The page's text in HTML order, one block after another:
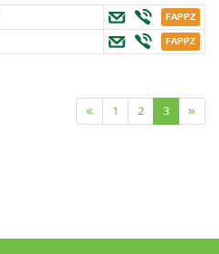
« 1 2 3 »